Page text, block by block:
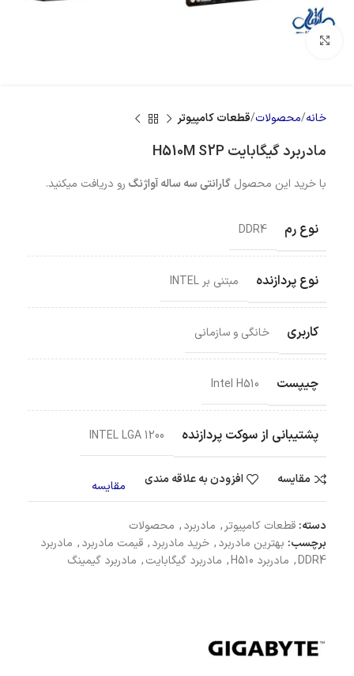
خانه محصولات قطعات کامپیوتر
مادربرد گیگابایت H510M S2P
با خرید این محصول گارانتی سه ساله آواژنگ رو دریافت میکنید.
نوع رم DDR4
نوع پردازنده مبتنی بر INTEL
کاربری خانگی و سازمانی
چیپست Intel H510
پشتیبانی از سوکت پردازنده INTEL LGA 1200
مقایسه افزودن به علاقه مندی مقایسه
دسته: قطعات کامپیوتر , مادربرد, محصولات
برچسب: بهترین مادربرد, خرید مادربرد, قیمت مادربرد, مادربرد
DDR4
, مادربرد H510 , مادربرد گیگابایت, مادربرد گیمینگ